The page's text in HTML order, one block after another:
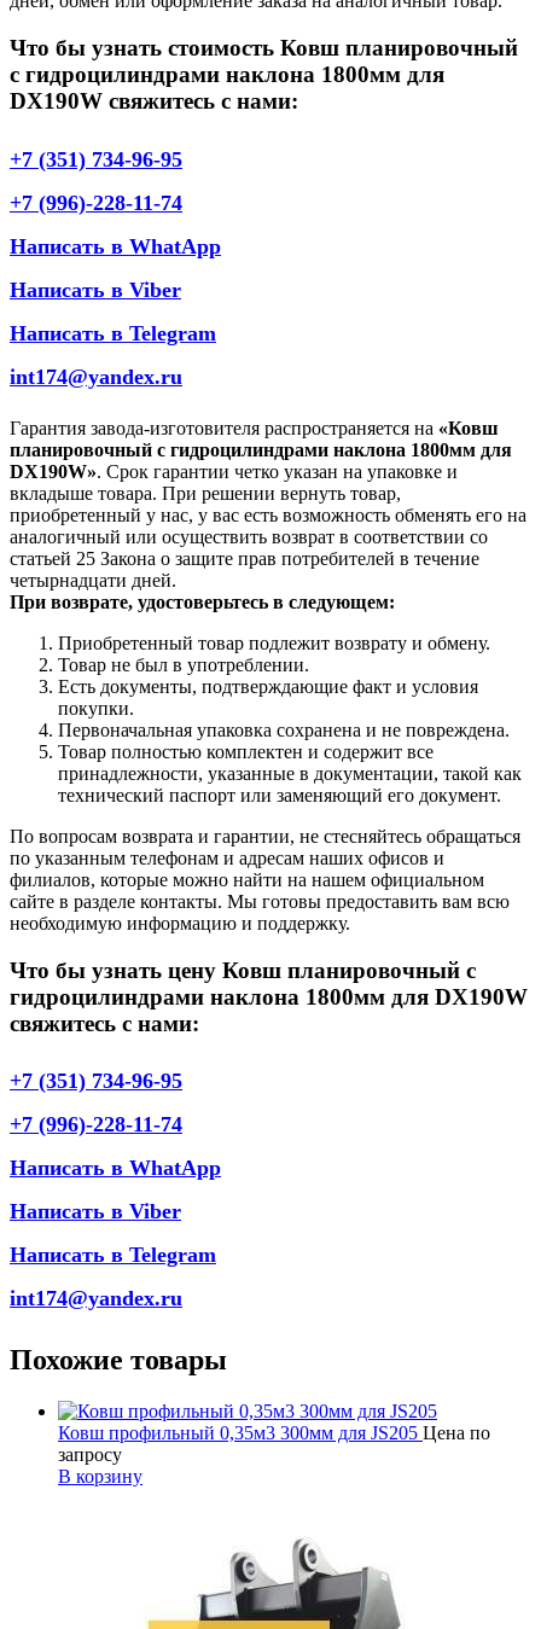
Что бы узнать стоимость Ковш планировочный
с гидроцилиндрами наклона 1800мм для
DX190W свяжитесь с нами:
+7 (351) 734-96-95
+7 (996)-228-11-74
Написать в WhatApp
Написать в Viber
Написать в Telegram
int174@yandex.ru
Гарантия завода-изготовителя распространяется на «Ковш
планировочный с гидроцилиндрами наклона 1800мм для
DX190W». Срок гарантии четко указан на упаковке и
вкладыше товара. При решении вернуть товар,
приобретенный у нас, у вас есть возможность обменять его на
аналогичный или осуществить возврат в соответствии со
статьей 25 Закона о защите прав потребителей в течение
четырнадцати дней.
При возврате, удостоверьтесь в следующем:
Приобретенный товар подлежит возврату и обмену.
Товар не был в употреблении.
Есть документы, подтверждающие факт и условия
покупки.
Первоначальная упаковка сохранена и не повреждена.
Товар полностью комплектен и содержит все
принадлежности, указанные в документации, такой как
технический паспорт или заменяющий его документ.
По вопросам возврата и гарантии, не стесняйтесь обращаться
по указанным телефонам и адресам наших офисов и
филиалов, которые можно найти на нашем официальном
сайте в разделе контакты. Мы готовы предоставить вам всю
необходимую информацию и поддержку.
Что бы узнать цену Ковш планировочный с
гидроцилиндрами наклона 1800мм для DX190W
свяжитесь с нами:
+7 (351) 734-96-95
+7 (996)-228-11-74
Написать в WhatApp
Написать в Viber
Написать в Telegram
int174@yandex.ru
Похожие товары
Ковш профильный 0,35м3 300мм для JS205 Цена по
запросу
В корзину